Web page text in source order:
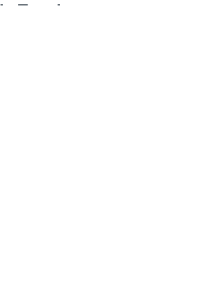
Termine